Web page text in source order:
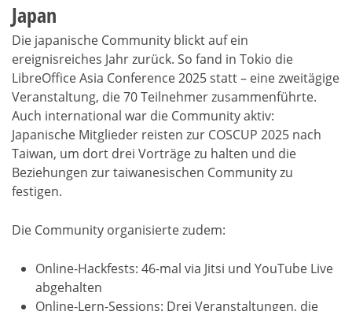
Japan
Die japanische Community blickt auf ein
ereignisreiches Jahr zurück. So fand in Tokio die
LibreOffice Asia Conference 2025 statt – eine zweitägige
Veranstaltung, die 70 Teilnehmer zusammenführte.
Auch international war die Community aktiv:
Japanische Mitglieder reisten zur COSCUP 2025 nach
Taiwan, um dort drei Vorträge zu halten und die
Beziehungen zur taiwanesischen Community zu
festigen.
Die Community organisierte zudem:
Online-Hackfests: 46-mal via Jitsi und YouTube Live
abgehalten
Online-Lern-Sessions: Drei Veranstaltungen, die